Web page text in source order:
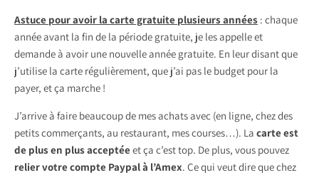
Astuce pour avoir la carte gratuite plusieurs années : chaque
année avant la fin de la période gratuite, je les appelle et
demande à avoir une nouvelle année gratuite. En leur disant que
j’utilise la carte régulièrement, que j’ai pas le budget pour la
payer, et ça marche !
J’arrive à faire beaucoup de mes achats avec (en ligne, chez des
petits commerçants, au restaurant, mes courses…). La carte est
de plus en plus acceptée et ça c’est top. De plus, vous pouvez
relier votre compte Paypal à l’Amex. Ce qui veut dire que chez